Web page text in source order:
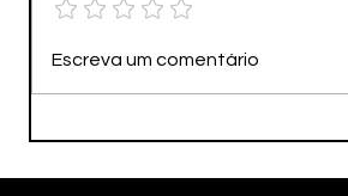
👻🎭 WHERE IS BILLY? – O
ESCONDE-ESCONDE MAIS
Escreva um comentário